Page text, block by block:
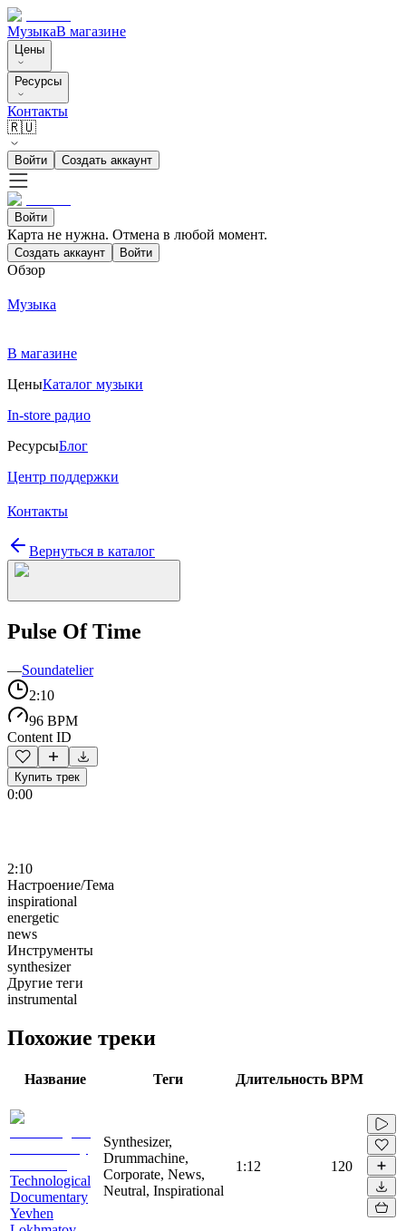
МузыкаВ магазине
Цены
Ресурсы
Контакты
🇷🇺
Войти Создать аккаунт
Войти
Карта не нужна. Отмена в любой момент.
Создать аккаунт Войти
Обзор
Музыка
В магазине
ЦеныКаталог музыки
In-store радио
РесурсыБлог
Центр поддержки
Контакты
Вернуться в каталог
Pulse Of Time
—Soundatelier
2:10
96 BPM
Content ID
Купить трек
0:00
2:10
Настроение/Тема
inspirational
energetic
news
Инструменты
synthesizer
Другие теги
instrumental
Похожие треки
Название Теги Длительность BPM
Technological
Documentary
Yevhen
Synthesizer,
Drummachine,
Corporate, News,
Neutral, Inspirational
1:12 120